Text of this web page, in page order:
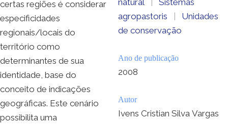
certas regiões é considerar
especificidades
regionais/locais do
território como
determinantes de sua
identidade, base do
conceito de indicações
geográficas. Este cenário
possibilita uma
agropastoris
|
Unidades
de conservação
Ano de publicação
2008
Autor
Ivens Cristian Silva Vargas